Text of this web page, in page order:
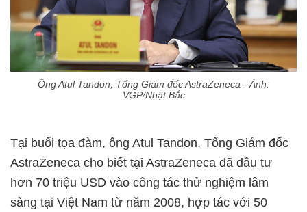
Ông Atul Tandon, Tổng Giám đốc AstraZeneca - Ảnh:
VGP/Nhật Bắc
Tại buổi tọa đàm, ông Atul Tandon, Tổng Giám đốc
AstraZeneca cho biết tại AstraZeneca đã đầu tư
hơn 70 triệu USD vào công tác thử nghiệm lâm
sàng tại Việt Nam từ năm 2008, hợp tác với 50